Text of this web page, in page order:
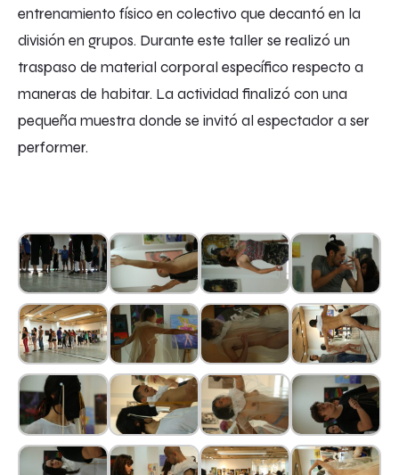
entrenamiento físico en colectivo que decantó en la
división en grupos. Durante este taller se realizó un
traspaso de material corporal específico respecto a
maneras de habitar. La actividad finalizó con una
pequeña muestra donde se invitó al espectador a ser
performer.